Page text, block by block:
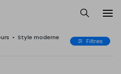
• Style moderne
Filtres